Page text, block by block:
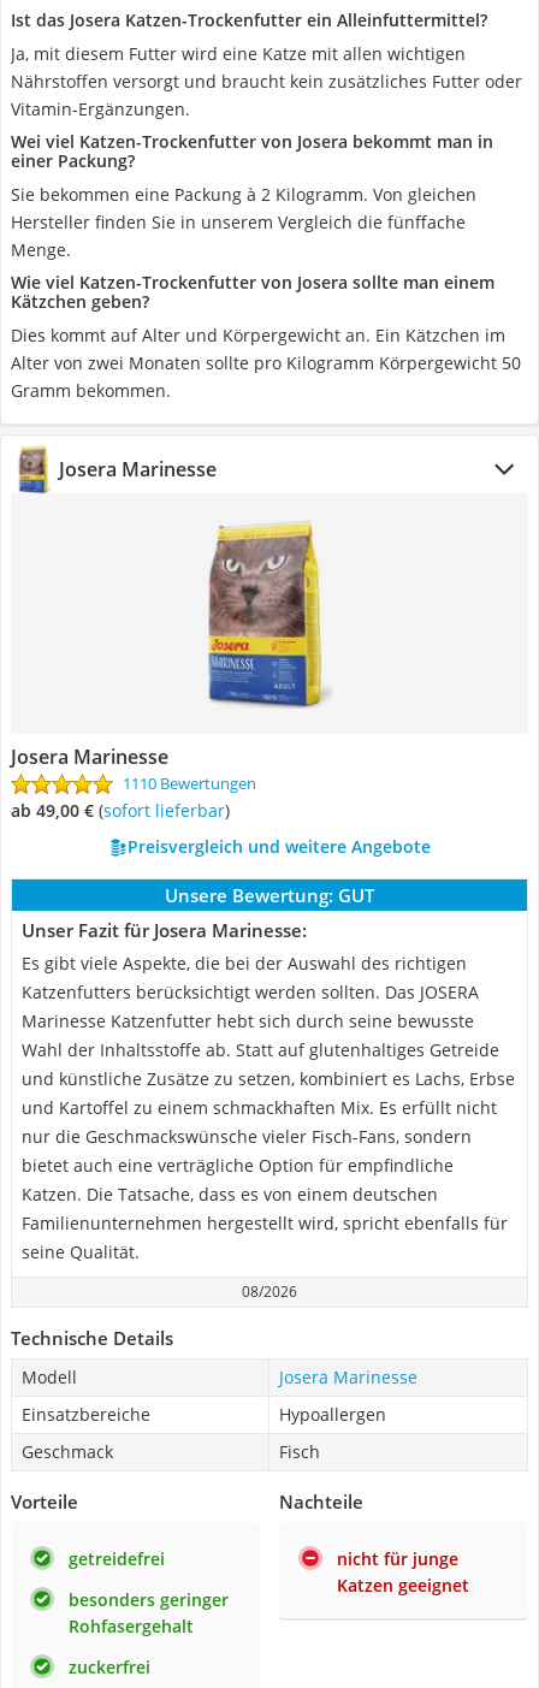
Ist das Josera Katzen-Trockenfutter ein Alleinfuttermittel?
Ja, mit diesem Futter wird eine Katze mit allen wichtigen
Nährstoffen versorgt und braucht kein zusätzliches Futter oder
Vitamin-Ergänzungen.
Wei viel Katzen-Trockenfutter von Josera bekommt man in
einer Packung?
Sie bekommen eine Packung à 2 Kilogramm. Von gleichen
Hersteller finden Sie in unserem Vergleich die fünffache
Menge.
Wie viel Katzen-Trockenfutter von Josera sollte man einem
Kätzchen geben?
Dies kommt auf Alter und Körpergewicht an. Ein Kätzchen im
Alter von zwei Monaten sollte pro Kilogramm Körpergewicht 50
Gramm bekommen.
Josera Marinesse
Josera Marinesse
1110 Bewertungen
ab 49,00 € ( Sofort lieferbar)
Preisvergleich und weitere Angebote
Unsere Bewertung: GUT
Unser Fazit für Josera Marinesse:
Es gibt viele Aspekte, die bei der Auswahl des richtigen
Katzenfutters berücksichtigt werden sollten. Das JOSERA
Marinesse Katzenfutter hebt sich durch seine bewusste
Wahl der Inhaltsstoffe ab. Statt auf glutenhaltiges Getreide
und künstliche Zusätze zu setzen, kombiniert es Lachs, Erbse
und Kartoffel zu einem schmackhaften Mix. Es erfüllt nicht
nur die Geschmackswünsche vieler Fisch-Fans, sondern
bietet auch eine verträgliche Option für empfindliche
Katzen. Die Tatsache, dass es von einem deutschen
Familienunternehmen hergestellt wird, spricht ebenfalls für
seine Qualität.
08/2026
Technische Details
Modell
Josera Marinesse
Einsatzbereiche
Hypoallergen
Geschmack
Fisch
Vorteile
getreidefrei
besonders geringer
Rohfasergehalt
zuckerfrei
Nachteile
nicht für junge
Katzen geeignet